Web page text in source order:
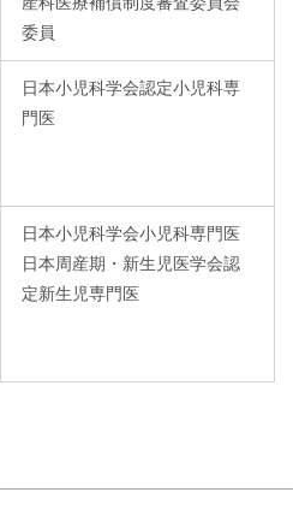
委員
日本小児科学会認定小児科専
門医
日本小児科学会小児科専門医
日本周産期・新生児医学会認
定新生児専門医